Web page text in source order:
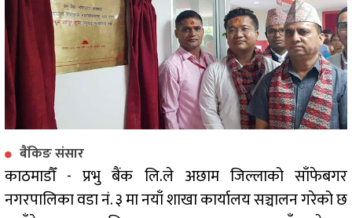
बैंकिङ संसार
काठमाडौँ - प्रभु बैंक लि.ले अछाम जिल्लाको साँफेबगर
नगरपालिका वडा नं. ३ मा नयाँ शाखा कार्यालय सञ्चालन गरेको छ